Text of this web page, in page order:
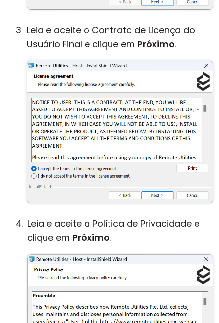
Leia e aceite o Contrato de Licença do
Usuário Final e clique em Próximo.
Leia e aceite a Política de Privacidade e
clique em Próximo.